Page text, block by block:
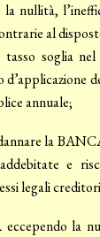
nullità,
al
tasso soglia
annuale;
la
e
legali
la